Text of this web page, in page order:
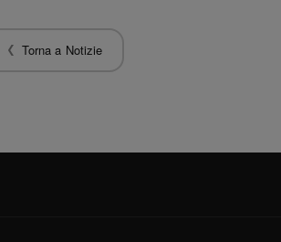
Torna a Notizie